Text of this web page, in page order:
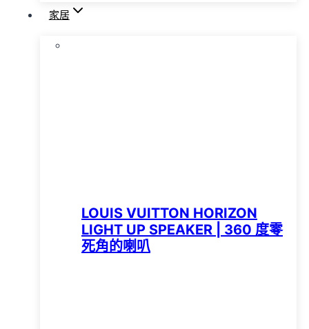
家居
LOUIS VUITTON HORIZON
LIGHT UP SPEAKER | 360 度零
死角的喇叭